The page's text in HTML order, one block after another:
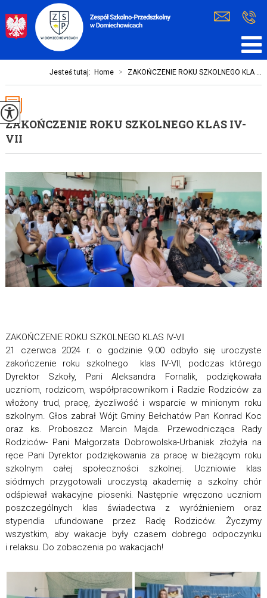
Jesteś tutaj: Home > ZAKOŃCZENIE ROKU SZKOLNEGO KLA ...
ZAKOŃCZENIE ROKU SZKOLNEGO KLAS IV-
VII
ZAKOŃCZENIE ROKU SZKOLNEGO KLAS IV-VII
21 czerwca 2024 r. o godzinie 9.00 odbyło się uroczyste
zakończenie roku szkolnego klas IV-VII, podczas którego
Dyrektor Szkoły, Pani Aleksandra Fornalik, podziękowała
uczniom, rodzicom, współpracownikom i Radzie Rodziców za
włożony trud, pracę, życzliwość i wsparcie w minionym roku
szkolnym. Głos zabrał Wójt Gminy Bełchatów Pan Konrad Koc
oraz ks. Proboszcz Marcin Majda. Przewodnicząca Rady
Rodziców- Pani Małgorzata Dobrowolska-Urbaniak złożyła na
ręce Pani Dyrektor podziękowania za pracę w bieżącym roku
szkolnym całej społeczności szkolnej. Uczniowie klas
siódmych przygotowali uroczystą akademię a szkolny chór
odśpiewał wakacyjne piosenki. Następnie wręczono uczniom
poszczególnych klas świadectwa z wyróżnieniem oraz
stypendia ufundowane przez Radę Rodziców. Życzymy
wszystkim, aby wakacje były czasem dobrego odpoczynku
i relaksu. Do zobaczenia po wakacjach!